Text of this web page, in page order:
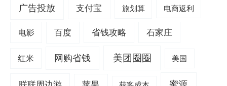
广告投放 支付宝 旅划算 电商返利
电影 百度 省钱攻略 石家庄
红米 网购省钱 美团圈圈 美国